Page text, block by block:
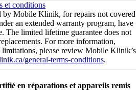
et conditions
by Mobile Klinik, for repairs not covered
an extended warranty program, have
The limited lifetime guarantee does not
For more information,
please review Mobile Klinik’s
general-terms-conditions.
en réparations et appareils remis